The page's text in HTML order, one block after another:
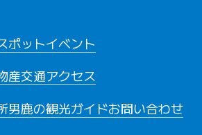
ポットイベント
産交通アクセス
男鹿の観光ガイドお問い合わせ